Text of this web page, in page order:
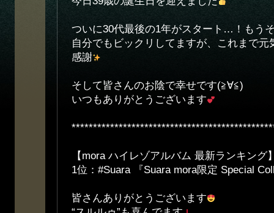
ついに30代最後の1年がスタート…！もう
自分でもビックリしてますが、これまで
感謝
そして皆さんのお陰で幸せです(≧∀≦)
いつもありがとうございます
【mora ハイレゾアルバム 最新ランキング
1位：#Suara 『Suara mora限定 Special
皆さんありがとうございます